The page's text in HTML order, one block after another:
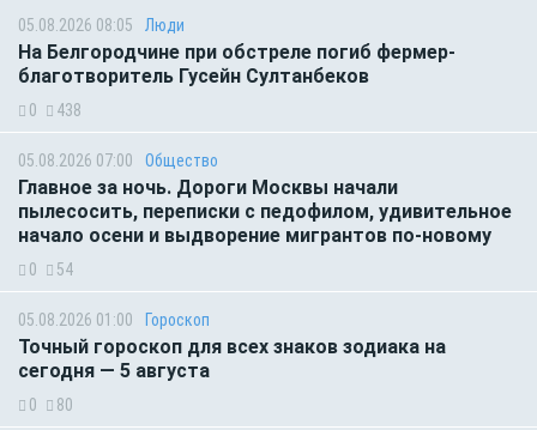
05.08.2026 08:05 Люди
На Белгородчине при обстреле погиб фермер-
благотворитель Гусейн Султанбеков
0 438
05.08.2026 07:00 Общество
Главное за ночь. Дороги Москвы начали
пылесосить, переписки с педофилом, удивительное
начало осени и выдворение мигрантов по-новому
0 54
05.08.2026 01:00 Гороскоп
Точный гороскоп для всех знаков зодиака на
сегодня — 5 августа
0 80